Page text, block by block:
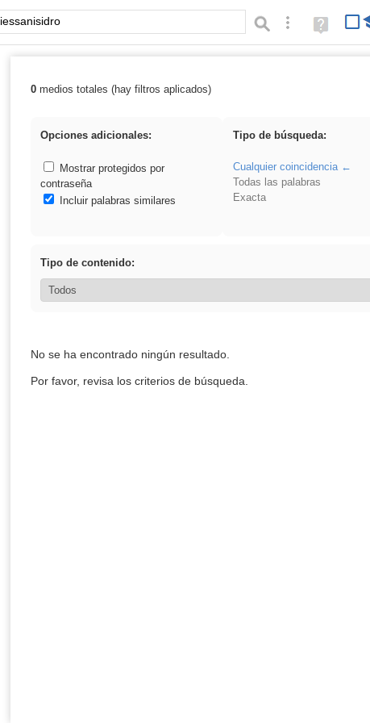
Palabra o frase: Búsqueda avanzada
Ayuda
(en
Resultados de: iessanisidro
0medios totales (hay filtros aplicados)
Opciones adicionales:
Mostrar protegidos por
contraseña
Incluir palabras similares
Tipo de búsqueda:
Cualquier coincidencia
Todas las palabras
Exacta
Tipo de contenido:
No se ha encontrado ningún resultado.
Por favor, revisa los criterios de búsqueda.